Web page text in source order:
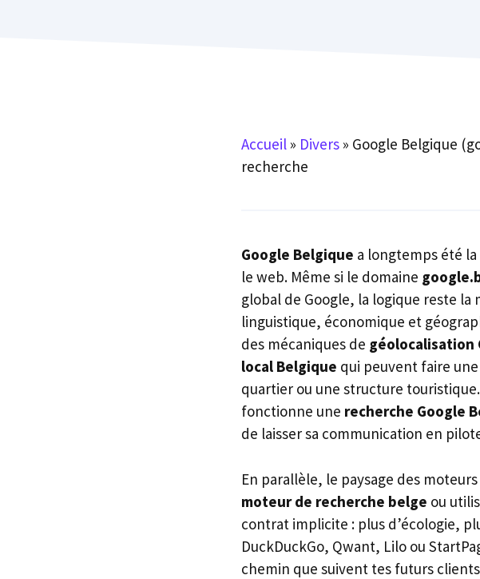
Accueil » Divers » Google Belgique
recherche
Google Belgique a longtemps été
le web. Même si le domaine
global de Google, la logique reste
linguistique, économique et
des mécaniques de géolocalisation
local Belgique qui peuvent faire
quartier ou une structure
fonctionne une recherche Google
de laisser sa communication en
En parallèle, le paysage des
moteur de recherche belge ou
contrat implicite : plus d’écologie,
DuckDuckGo, Qwant, Lilo ou
chemin que suivent tes futurs